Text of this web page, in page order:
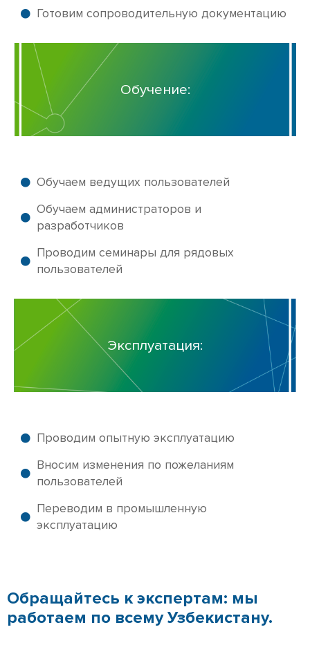
Готовим сопроводительную документацию
Обучение:
Обучаем ведущих пользователей
Обучаем администраторов и
разработчиков
Проводим семинары для рядовых
пользователей
Эксплуатация:
Проводим опытную эксплуатацию
Вносим изменения по пожеланиям
пользователей
Переводим в промышленную
эксплуатацию
Обращайтесь к экспертам: мы
работаем по всему Узбекистану.